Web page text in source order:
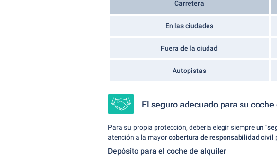
Carretera
En las ciudades
Fuera de la ciudad
Autopistas
El seguro adecuado para su
Para su propia protección, debería elegir siempreun
atención a la mayorcobertura de responsabilidad civil
Depósito para el coche de alquiler